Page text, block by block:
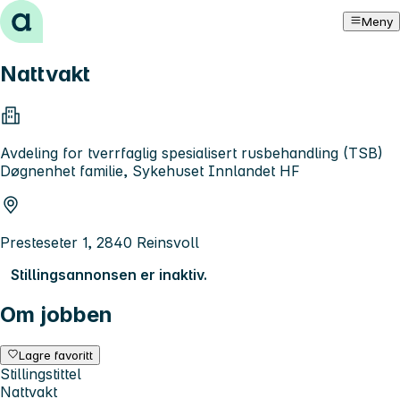
Hopp til innhold Meny
Nattvakt
Avdeling for tverrfaglig spesialisert rusbehandling (TSB)
Døgnenhet familie, Sykehuset Innlandet HF
Presteseter 1, 2840 Reinsvoll
Stillingsannonsen er inaktiv.
Om jobben
Lagre favoritt
Stillingstittel
Nattvakt